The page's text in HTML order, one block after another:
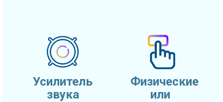
Усилитель
звука
Физические
или